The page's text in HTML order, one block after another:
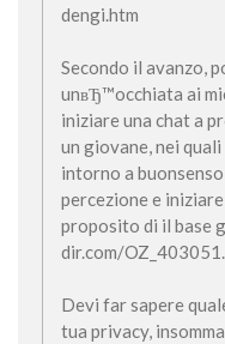
dengi.htm
Secondo il avanzo,
unвЂ™occhiata ai
iniziare una chat a
un giovane, nei
intorno a
percezione e
proposito di il base
dir.com/
Devi far sapere
tua privacy,